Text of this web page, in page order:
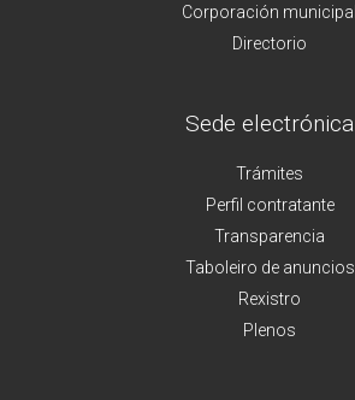
Corporación municipal
Directorio
Sede electrónica
Trámites
Perfil contratante
Transparencia
Taboleiro de anuncios
Rexistro
Plenos